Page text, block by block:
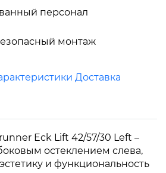
персонал
монтаж
Доставка
Eck Lift 42/57/30 Left –
остеклением слева,
и функциональность